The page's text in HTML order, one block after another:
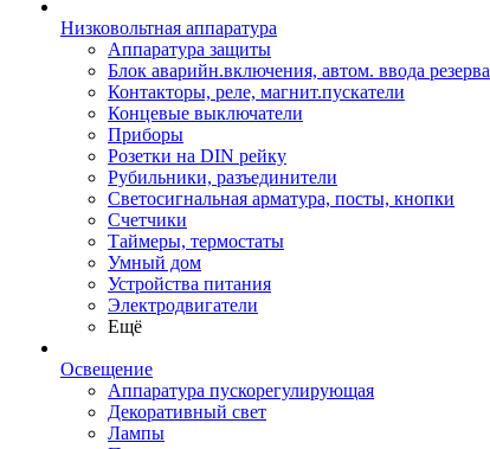
Низковольтная аппаратура
Аппаратура защиты
Блок аварийн.включения, автом. ввода резерва
Контакторы, реле, магнит.пускатели
Концевые выключатели
Приборы
Розетки на DIN рейку
Рубильники, разъединители
Светосигнальная арматура, посты, кнопки
Счетчики
Таймеры, термостаты
Умный дом
Устройства питания
Электродвигатели
Ещё
Освещение
Аппаратура пускорегулирующая
Декоративный свет
Лампы